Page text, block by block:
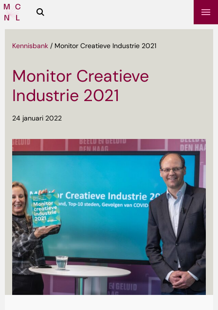
Media
Campus
Zoeken
Kennisbank / Monitor Creatieve Industrie 2021
Monitor Creatieve
Industrie 2021
24 januari 2022